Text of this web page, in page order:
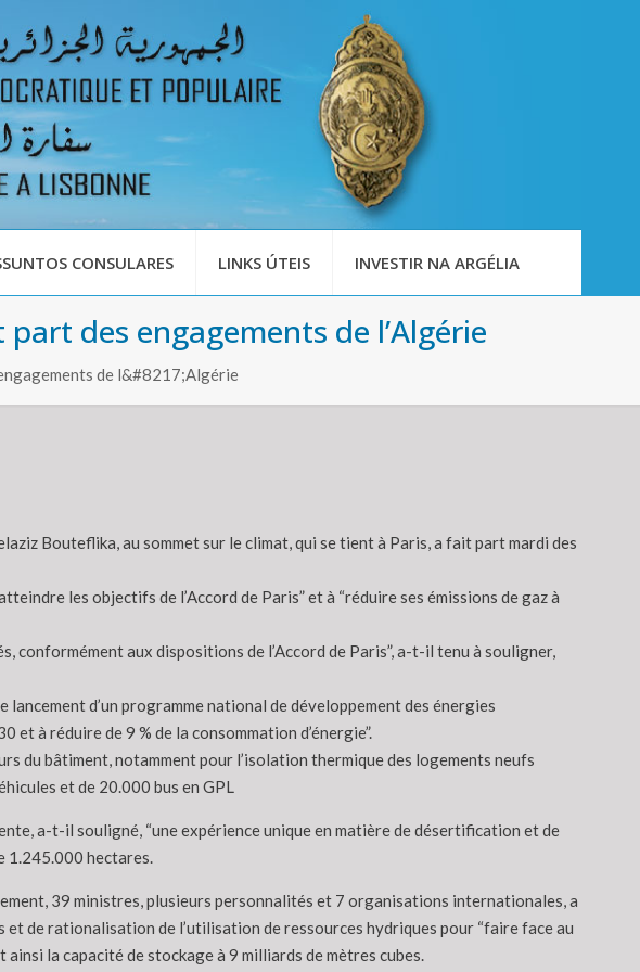
CONSULARES LINKS ÚTEIS INVESTIR NA ARGÉLIA
des engagements de l’Algérie
de l&#8217;Algérie
Bouteflika, au sommet sur le climat, qui se tient à Paris, a fait part mardi des
les objectifs de l’Accord de Paris” et à “réduire ses émissions de gaz à
aux dispositions de l’Accord de Paris”, a-t-il tenu à souligner,
d’un programme national de développement des énergies
à réduire de 9 % de la consommation d’énergie”.
du bâtiment, notamment pour l’isolation thermique des logements neufs
et de 20.000 bus en GPL
a-t-il souligné, “une expérience unique en matière de désertification et de
1.245.000 hectares.
39 ministres, plusieurs personnalités et 7 organisations internationales, a
et de rationalisation de l’utilisation de ressources hydriques pour “faire face au
la capacité de stockage à 9 milliards de mètres cubes.